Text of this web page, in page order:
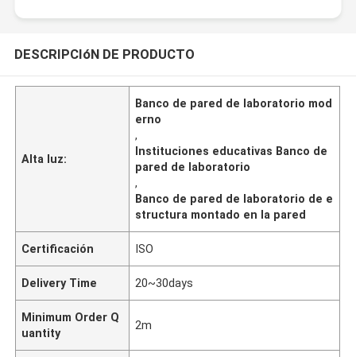
DESCRIPCIóN DE PRODUCTO
Alta luz:
Banco de pared de laboratorio mod
erno
,
Instituciones educativas Banco de
pared de laboratorio
,
Banco de pared de laboratorio de e
structura montado en la pared
Certificación ISO
Delivery Time 20~30days
Minimum Order Q
uantity
2m